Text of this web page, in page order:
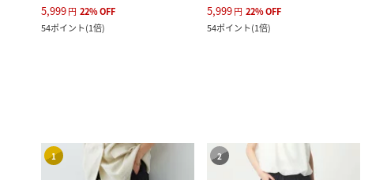
5,999円 22%OFF
54ポイント(1倍)
5,999円 22%OFF
54ポイント(1倍)
1 2